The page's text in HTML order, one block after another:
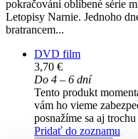
pokračování oblíbené série
Letopisy Narnie. Jednoho
bratrancem...
DVD film
3,70 €
Do 4 – 6 dní
Tento produkt
vám ho vieme
posnažíme sa aj
Pridať do zoznamu